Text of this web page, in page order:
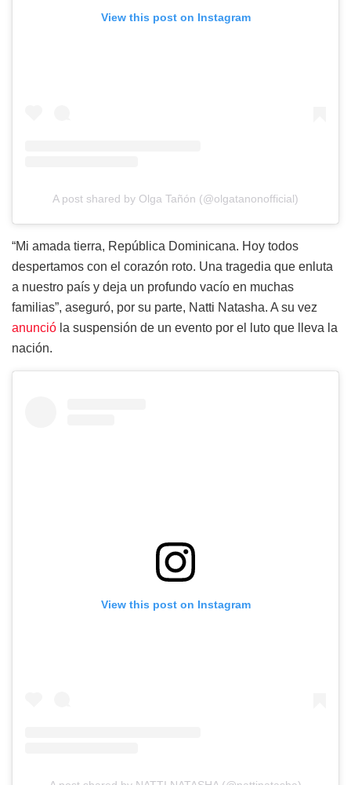
View this post on Instagram
A post shared by Olga Tañón (@olgatanonofficial)
“Mi amada tierra, República Dominicana. Hoy todos
despertamos con el corazón roto. Una tragedia que enluta
a nuestro país y deja un profundo vacío en muchas
familias”, aseguró, por su parte, Natti Natasha. A su vez
anunció la suspensión de un evento por el luto que lleva la
nación.
View this post on Instagram